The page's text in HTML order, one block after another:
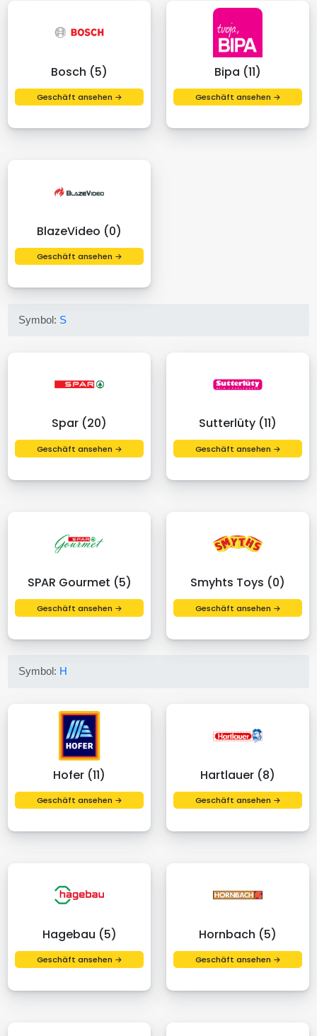
Bosch (5)
Geschäft ansehen →
Bipa (11)
Geschäft ansehen →
BlazeVideo (0)
Geschäft ansehen →
Symbol: S
Spar (20)
Geschäft ansehen →
Sutterlüty (11)
Geschäft ansehen →
SPAR Gourmet (5)
Geschäft ansehen →
Smyhts Toys (0)
Geschäft ansehen →
Symbol: H
Hofer (11)
Geschäft ansehen →
Hartlauer (8)
Geschäft ansehen →
Hagebau (5)
Geschäft ansehen →
Hornbach (5)
Geschäft ansehen →